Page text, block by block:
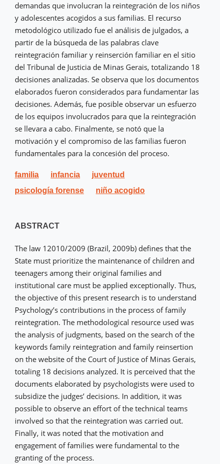
demandas que involucran la reintegración de los niños
y adolescentes acogidos a sus familias. El recurso
metodológico utilizado fue el análisis de julgados, a
partir de la búsqueda de las palabras clave
reintegración familiar y reinserción familiar en el sitio
del Tribunal de Justicia de Minas Gerais, totalizando 18
decisiones analizadas. Se observa que los documentos
elaborados fueron considerados para fundamentar las
decisiones. Además, fue posible observar un esfuerzo
de los equipos involucrados para que la reintegración
se llevara a cabo. Finalmente, se notó que la
motivación y el compromiso de las familias fueron
fundamentales para la concesión del proceso.
familia infancia
juventud
psicología forense
niño acogido
ABSTRACT
The law 12010/2009 (Brazil, 2009b) defines that the
State must prioritize the maintenance of children and
teenagers among their original families and
institutional care must be applied exceptionally. Thus,
the objective of this present research is to understand
Psychology’s contributions in the process of family
reintegration. The methodological resource used was
the analysis of judgments, based on the search of the
keywords family reintegration and family reinsertion
on the website of the Court of Justice of Minas Gerais,
totaling 18 decisions analyzed. It is perceived that the
documents elaborated by psychologists were used to
subsidize the judges’ decisions. In addition, it was
possible to observe an effort of the technical teams
involved so that the reintegration was carried out.
Finally, it was noted that the motivation and
engagement of families were fundamental to the
granting of the process.